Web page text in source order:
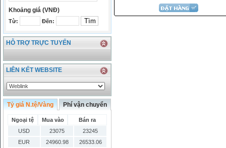
Khoảng giá (VNĐ)
Từ: Đến:
HỖ TRỢ TRỰC TUYẾN
LIÊN KẾT WEBSITE
Tỷ giá N.tệ/Vàng Phí vận chuyển
Ngoại tệ Mua vào
Bán ra
USD
23075
23245
EUR
24960.98
26533.06